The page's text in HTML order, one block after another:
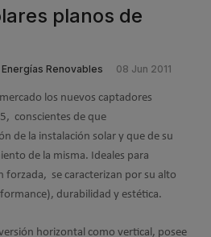
planos de
Renovables 08 Jun 2011
los nuevos captadores
conscientes de que
de la instalación solar y que de su
de la misma. Ideales para
forzada, se caracterizan por su alto
durabilidad y estética.
horizontal como vertical, posee